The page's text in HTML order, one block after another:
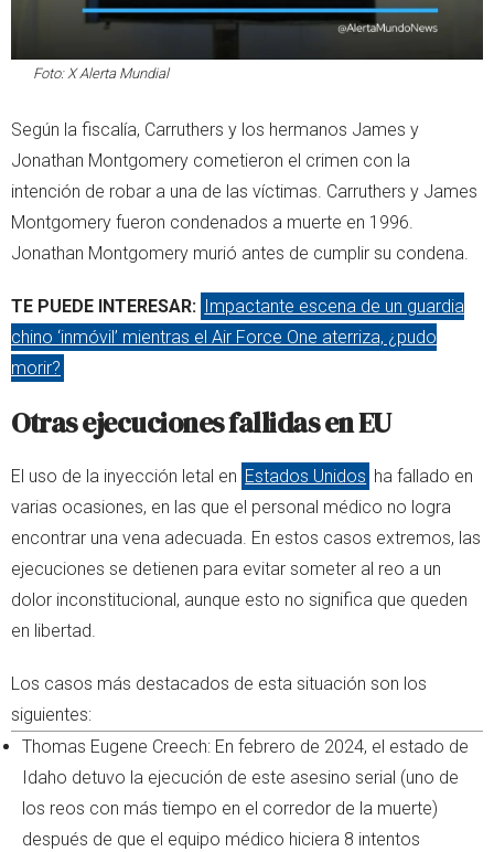
Foto: X Alerta Mundial
Según la fiscalía, Carruthers y los hermanos James y
Jonathan Montgomery cometieron el crimen con la
intención de robar a una de las víctimas. Carruthers y James
Montgomery fueron condenados a muerte en 1996.
Jonathan Montgomery murió antes de cumplir su condena.
TE PUEDE INTERESAR: Impactante escena de un guardia
chino ‘inmóvil’ mientras el Air Force One aterriza, ¿pudo
morir?
Otras ejecuciones fallidas en EU
El uso de la inyección letal en Estados Unidos ha fallado en
varias ocasiones, en las que el personal médico no logra
encontrar una vena adecuada. En estos casos extremos, las
ejecuciones se detienen para evitar someter al reo a un
dolor inconstitucional, aunque esto no significa que queden
en libertad.
Los casos más destacados de esta situación son los
siguientes:
Thomas Eugene Creech: En febrero de 2024, el estado de
Idaho detuvo la ejecución de este asesino serial (uno de
los reos con más tiempo en el corredor de la muerte)
después de que el equipo médico hiciera 8 intentos